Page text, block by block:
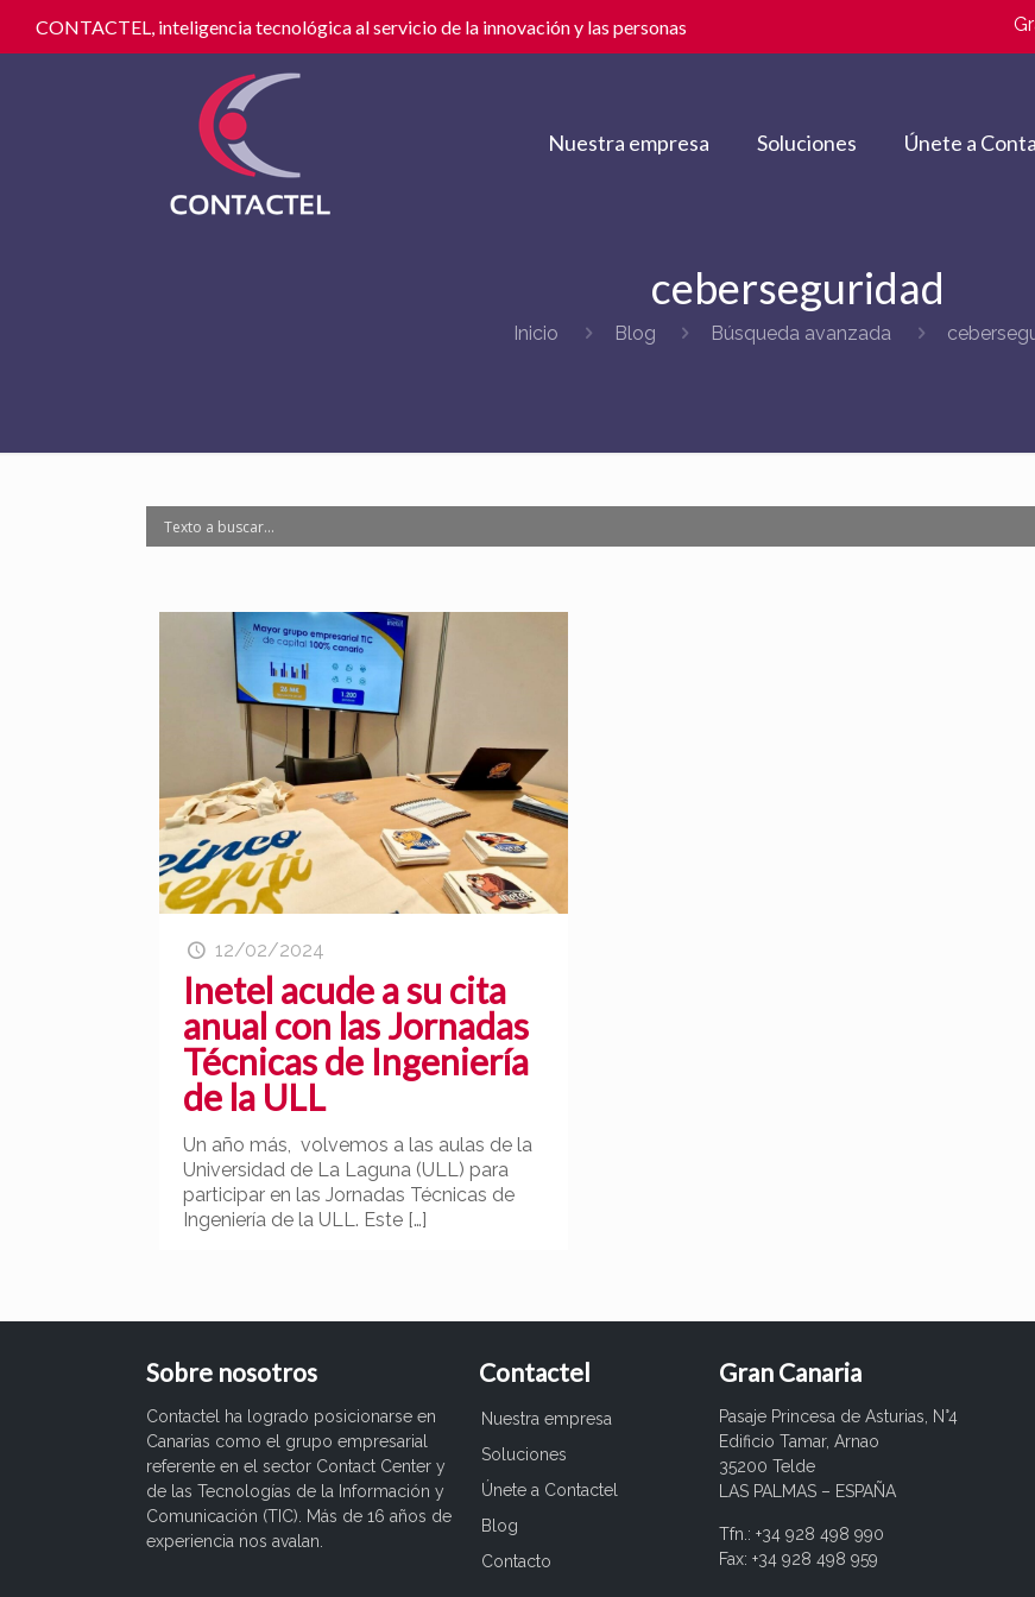
CONTACTEL, inteligencia tecnológica al servicio de la innovación y las personas
Nuestra empresa Soluciones Únete a
ceberseguridad
Inicio Blog Búsqueda avanzada
12/02/2024
Inetel acude a su cita
anual con las Jornadas
Técnicas de Ingeniería
de la ULL
Un año más, volvemos a las aulas de la
Universidad de La Laguna (ULL) para
participar en las Jornadas Técnicas de
Ingeniería de la ULL. Este […]
Sobre nosotros
Contactel ha logrado posicionarse en
Canarias como el grupo empresarial
referente en el sector Contact Center y
de las Tecnologías de la Información y
Comunicación (TIC). Más de 16 años de
experiencia nos avalan.
Contactel
Nuestra empresa
Soluciones
Únete a Contactel
Blog
Contacto
Gran Canaria
Pasaje Princesa de Asturias, N°4
Edificio Tamar, Arnao
35200 Telde
LAS PALMAS – ESPAÑA
Tfn.: +34 928 498 990
Fax: +34 928 498 959